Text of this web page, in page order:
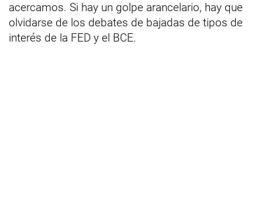
acercamos. Si hay un golpe arancelario, hay que
olvidarse de los debates de bajadas de tipos de
interés de la FED y el BCE.